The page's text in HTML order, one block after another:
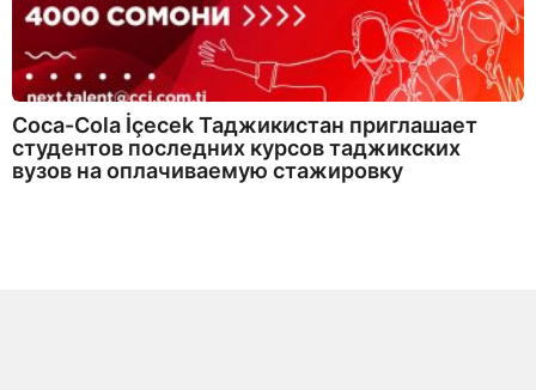
Coca-Cola İçecek Таджикистан приглашает
студентов последних курсов таджикских
вузов на оплачиваемую стажировку